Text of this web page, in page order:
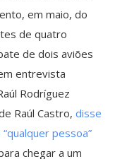
em maio, do
de quatro
de dois aviões
entrevista
Rodríguez
Raúl Castro, disse
pessoa”
chegar a um